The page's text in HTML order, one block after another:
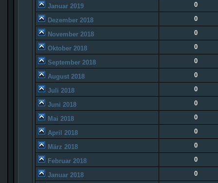
Januar 2019 0
Dezember 2018 0
November 2018 0
Oktober 2018 0
September 2018 0
August 2018 0
Juli 2018 0
Juni 2018 0
Mai 2018 0
April 2018 0
März 2018 0
Februar 2018 0
Januar 2018 0